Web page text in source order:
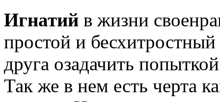
Игнатий в жизни
простой и
друга озадачить
Так же в нем есть черта